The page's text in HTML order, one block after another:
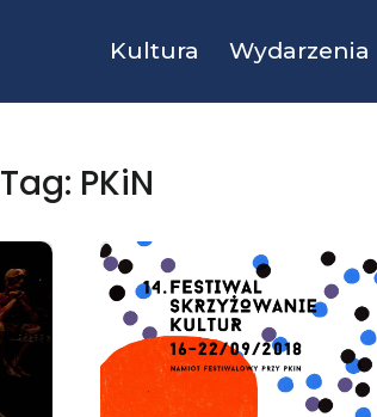
Kultura Wydarzenia
Tag: PKiN